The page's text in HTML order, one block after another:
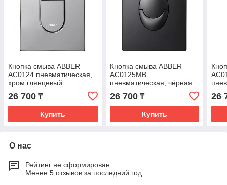
Кнопка смыва ABBER
AC0124 пневматическая,
хром глянцевый
26 700 ₸
Купить
Кнопка смыва ABBER
AC0125MB
пневматическая, чёрная
26 700₸
Купить
26
О нас
Рейтинг не сформирован
Менее 5 отзывов за последний год